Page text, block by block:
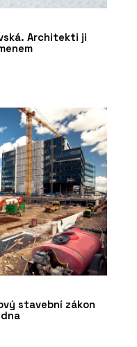
Architekti ji
stavební zákon